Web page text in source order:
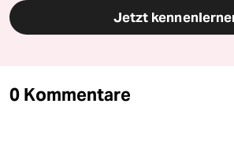
Jetzt
0 Kommentare